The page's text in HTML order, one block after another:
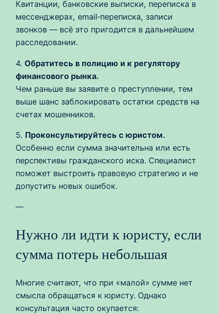
Квитанции, банковские выписки, переписка в
мессенджерах, email‑переписка, записи
звонков — всё это пригодится в дальнейшем
расследовании.
4. Обратитесь в полицию и к регулятору
финансового рынка.
Чем раньше вы заявите о преступлении, тем
выше шанс заблокировать остатки средств на
счетах мошенников.
5. Проконсультируйтесь с юристом.
Особенно если сумма значительна или есть
перспективы гражданского иска. Специалист
поможет выстроить правовую стратегию и не
допустить новых ошибок.
—
Нужно ли идти к юристу, если
сумма потерь небольшая
Многие считают, что при «малой» сумме нет
смысла обращаться к юристу. Однако
консультация часто окупается: